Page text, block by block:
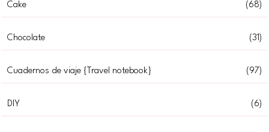
Cake (68)
Chocolate (31)
Cuadernos de viaje {Travel notebook} (97)
DIY (6)